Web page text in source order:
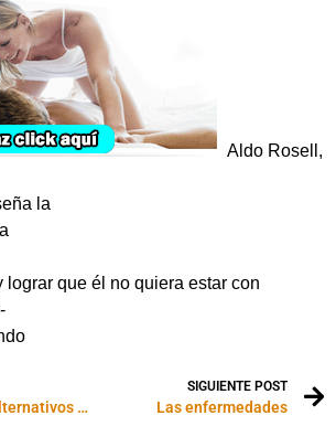
Aldo Rosell,
la
lograr que él no quiera estar con
Tratamientos alternativos para el Alzheimer
SIGUIENTE POST
Las enfermedades